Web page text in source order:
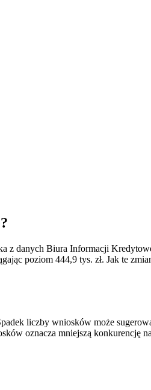
z danych Biura Informacji
poziom 444,9 tys. zł. Jak te
liczby wniosków może
oznacza mniejszą konkurencję